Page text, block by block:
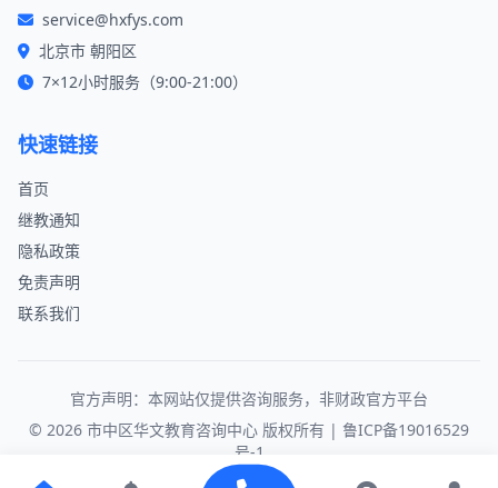
service@hxfys.com
北京市 朝阳区
7×12小时服务（9:00-21:00）
快速链接
首页
继教通知
隐私政策
免责声明
联系我们
官方声明：本网站仅提供咨询服务，非财政官方平台
© 2026 市中区华文教育咨询中心 版权所有 | 鲁ICP备19016529
号-1
本平台仅提供会计继续教育咨询服务，课程均来自财政部门认可的